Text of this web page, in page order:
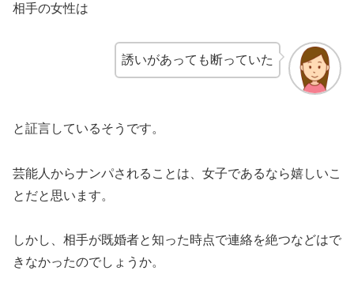
相手の女性は
誘いがあっても断っていた
と証言しているそうです。
芸能人からナンパされることは、女子であるなら嬉しいこ
とだと思います。
しかし、相手が既婚者と知った時点で連絡を絶つなどはで
きなかったのでしょうか。